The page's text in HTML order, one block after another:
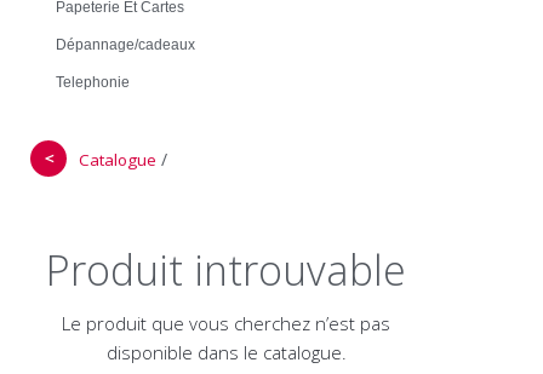
Papeterie Et Cartes
Dépannage/cadeaux
Telephonie
＜ Catalogue /
Produit introuvable
Le produit que vous cherchez n’est pas
disponible dans le catalogue.